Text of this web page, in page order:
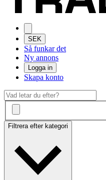
SEK
Så funkar det
Ny annons
Logga in
Skapa konto
Filtrera efter kategori